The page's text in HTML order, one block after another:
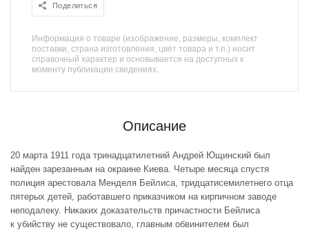
Поделиться
Информация о товаре (изображение, размеры, комплект
поставки, страна изготовления, цвет товара и т.п.) носит
справочный характер и основывается на доступных к
моменту публикации сведениях.
Описание
20 марта 1911 года тринадцатилетний Андрей Ющинский был
найден зарезанным на окраине Киева. Четыре месяца спустя
полиция арестовала Менделя Бейлиса, тридцатисемилетнего отца
пятерых детей, работавшего приказчиком на кирпичном заводе
неподалеку. Никаких доказательств причастности Бейлиса
к убийству не существовало, главным обвинителем был